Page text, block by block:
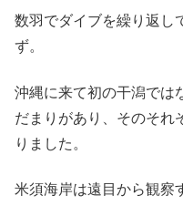
数羽でダイブを繰り返し
ず。
沖縄に来て初の干潟では
だまりがあり、そのそれ
りました。
米須海岸は遠目から観察